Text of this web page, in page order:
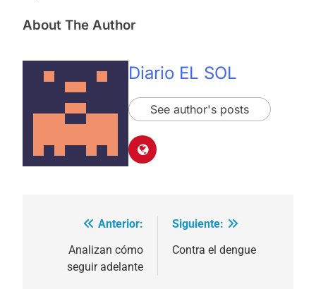
About The Author
Diario EL SOL
See author's posts
Navegación
entradas
Anterior:
Analizan cómo
seguir adelante
Siguiente:
Contra el dengue